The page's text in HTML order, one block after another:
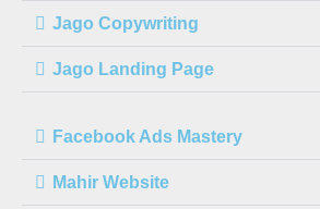
Jago Copywriting
Jago Landing Page
Facebook Ads Mastery
Mahir Website